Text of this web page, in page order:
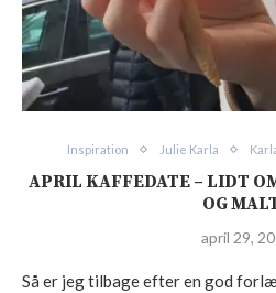
Inspiration Julie Karla
APRIL KAFFEDATE – LIDT
OG
april 29,
Så er jeg tilbage efter en god